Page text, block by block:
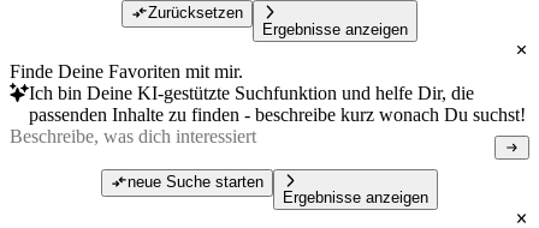
Zurücksetzen
Ergebnisse anzeigen
Finde Deine Favoriten mit mir.
Ich bin Deine KI-gestützte Suchfunktion und helfe Dir, die
passenden Inhalte zu finden - beschreibe kurz wonach Du suchst!
neue Suche starten
Ergebnisse anzeigen